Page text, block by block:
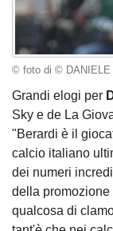
© foto di © DANIELE
Grandi elogi per
Sky e de La
"Berardi è il
calcio italiano
dei numeri
della
qualcosa di